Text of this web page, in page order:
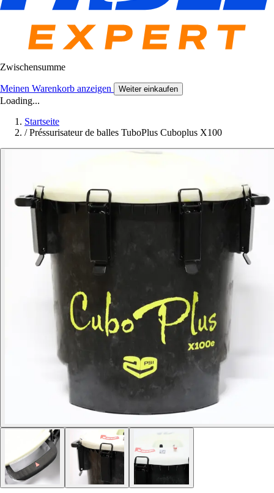
Zwischensumme
Meinen Warenkorb anzeigen Weiter einkaufen
Loading...
Startseite
/ Préssurisateur de balles TuboPlus Cuboplus X100